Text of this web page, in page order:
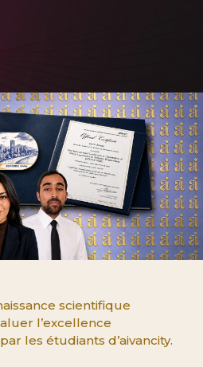
scientifique
l’excellence
les étudiants d’aivancity.